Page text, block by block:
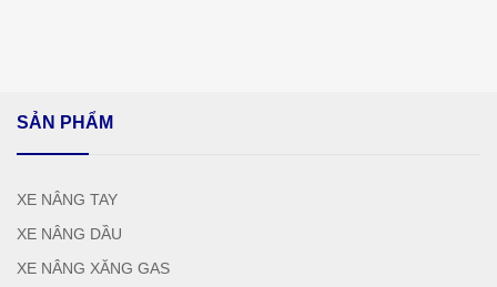
SẢN PHẨM
XE NÂNG TAY
XE NÂNG DẦU
XE NÂNG XĂNG GAS